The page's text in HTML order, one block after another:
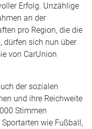
Erfolg. Unzählige
an der
pro Region, die die
dürfen sich nun über
von CarUnion
der sozialen
und ihre Reichweite
Stimmen
wie Fußball,